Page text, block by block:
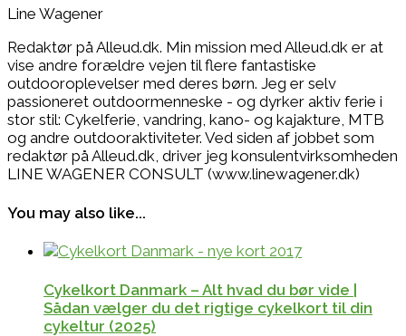
Line Wagener
Redaktør på Alleud.dk. Min mission med Alleud.dk er at
vise andre forældre vejen til flere fantastiske
outdooroplevelser med deres børn. Jeg er selv
passioneret outdoormenneske - og dyrker aktiv ferie i
stor stil: Cykelferie, vandring, kano- og kajakture, MTB
og andre outdooraktiviteter. Ved siden af jobbet som
redaktør på Alleud.dk, driver jeg konsulentvirksomheden
LINE WAGENER CONSULT (www.linewagener.dk)
You may also like...
Cykelkort Danmark – Alt hvad du bør vide |
Sådan vælger du det rigtige cykelkort til din
cykeltur (2025)